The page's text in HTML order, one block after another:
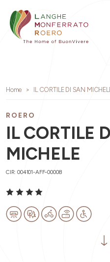
Home IL CORTILE DI SAN
ROERO
IL CORTILE
MICHELE
CIR: 004101-AFF-00008